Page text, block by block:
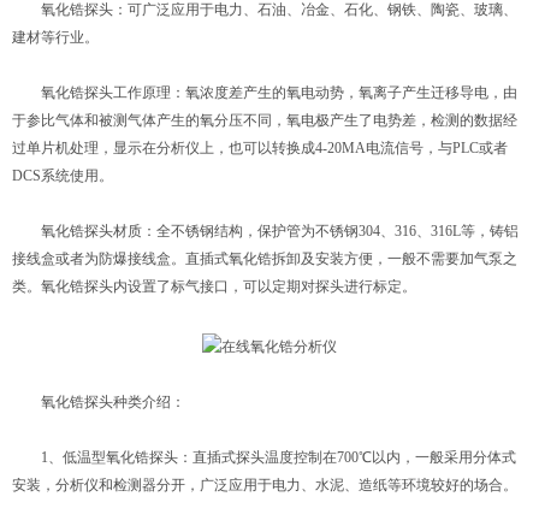
氧化锆探头：可广泛应用于电力、石油、冶金、石化、钢铁、陶瓷、玻璃、
建材等行业。
氧化锆探头工作原理：氧浓度差产生的氧电动势，氧离子产生迁移导电，由
于参比气体和被测气体产生的氧分压不同，氧电极产生了电势差，检测的数据经
过单片机处理，显示在分析仪上，也可以转换成4-20MA电流信号，与PLC或者
DCS系统使用。
氧化锆探头材质：全不锈钢结构，保护管为不锈钢304、316、316L等，铸铝
接线盒或者为防爆接线盒。直插式氧化锆拆卸及安装方便，一般不需要加气泵之
类。氧化锆探头内设置了标气接口，可以定期对探头进行标定。
氧化锆探头种类介绍：
1、低温型氧化锆探头：直插式探头温度控制在700℃以内，一般采用分体式
安装，分析仪和检测器分开，广泛应用于电力、水泥、造纸等环境较好的场合。